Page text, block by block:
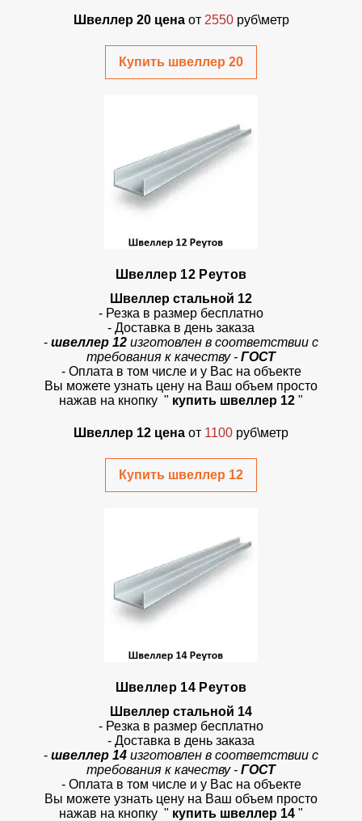
Швеллер 20 цена от 2550 руб\метр
Купить швеллер 20
Швеллер 12 Реутов
Швеллер стальной 12
- Резка в размер бесплатно
- Доставка в день заказа
- швеллер 12 изготовлен в соответствии с
требования к качеству - ГОСТ
- Оплата в том числе и у Вас на объекте
Вы можете узнать цену на Ваш объем просто
нажав на кнопку " купить швеллер 12 "
Швеллер 12 цена от 1100 руб\метр
Купить швеллер 12
Швеллер 14 Реутов
Швеллер стальной 14
- Резка в размер бесплатно
- Доставка в день заказа
- швеллер 14 изготовлен в соответствии с
требования к качеству - ГОСТ
- Оплата в том числе и у Вас на объекте
Вы можете узнать цену на Ваш объем просто
нажав на кнопку " купить швеллер 14 "